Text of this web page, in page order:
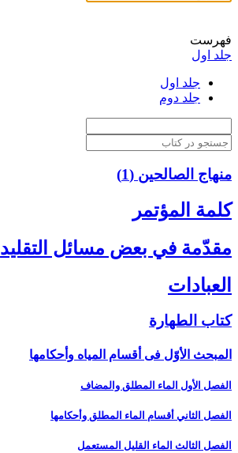
فهرست
جلد اول
جلد اول
جلد دوم
منهاج الصالحین (1)
كلمة المؤتمر
مقدّمة في بعض مسائل التقليد
العبادات‏
كتاب الطهارة
المبحث الأوّل فى أقسام المياه وأحكامها
الفصل الأول الماء المطلق والمضاف‏
الفصل الثاني أقسام الماء المطلق وأحكامها
الفصل الثالث الماء القليل المستعمل‏